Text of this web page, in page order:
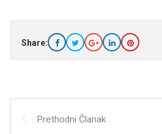
Share:
Prethodni Članak